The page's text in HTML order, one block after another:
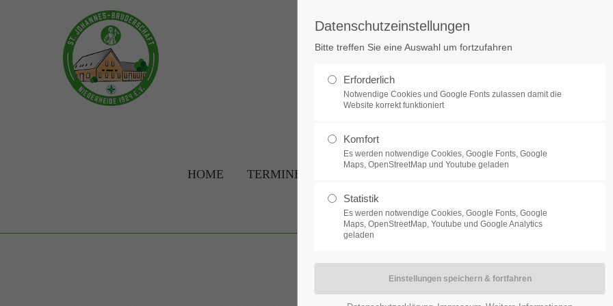
Login
Benutzername Lorem ipsum dolor sit amet:
/ 365days
We offer support for our customers
Mon - Fri 8:00am - 5:00pm
+44 1234 567 890
HOME TERMINE
Datenschutzeinstellungen
Bitte treffen Sie eine Auswahl um fortzufahren
Erforderlich
Notwendige Cookies und Google Fonts zulassen damit die
Website korrekt funktioniert
Komfort
Es werden notwendige Cookies, Google Fonts, Google
Maps, OpenStreetMap und Youtube geladen
Statistik
Es werden notwendige Cookies, Google Fonts, Google
Maps, OpenStreetMap, Youtube und Google Analytics
geladen